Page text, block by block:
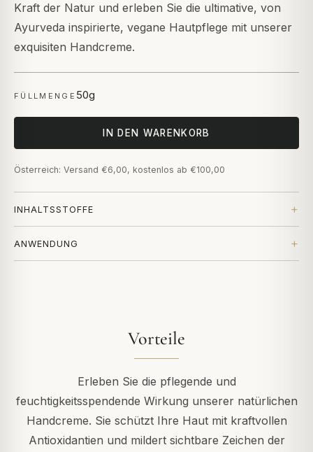
Kraft der Natur und erleben Sie die ultimative, von
Ayurveda inspirierte, vegane Hautpflege mit unserer
exquisiten Handcreme.
FÜLLMENGE 50g
IN DEN WARENKORB
Österreich: Versand €6,00, kostenlos ab €100,00
INHALTSSTOFFE
ANWENDUNG
Vorteile
Erleben Sie die pflegende und
feuchtigkeitsspendende Wirkung unserer natürlichen
Handcreme. Sie schützt Ihre Haut mit kraftvollen
Antioxidantien und mildert sichtbare Zeichen der